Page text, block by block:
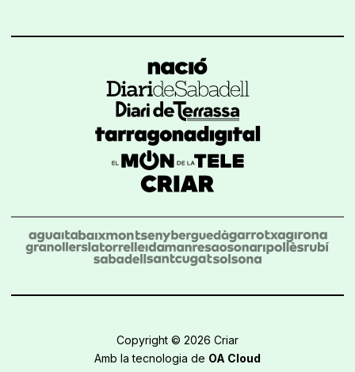
Copyright © 2026 Criar
Amb la tecnologia de OA Cloud